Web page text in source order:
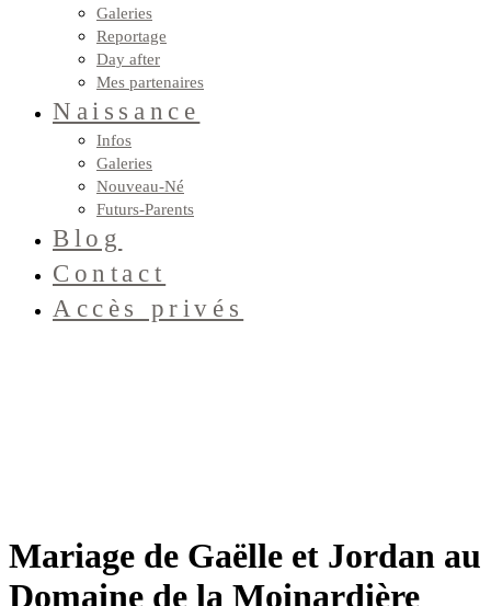
Galeries
Reportage
Day after
Mes partenaires
Naissance
Infos
Galeries
Nouveau-Né
Futurs-Parents
Blog
Contact
Accès privés
Mariage de Gaëlle et Jordan au
Domaine de la Moinardière